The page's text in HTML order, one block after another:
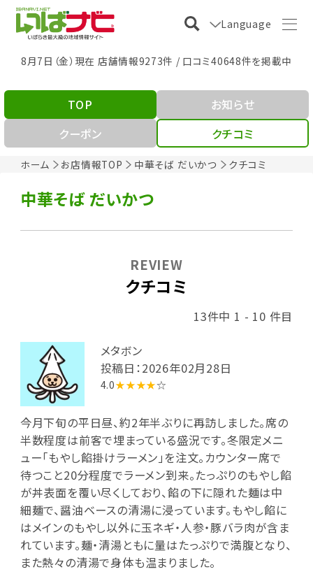
Language
8月7日（金）現在 店舗情報9273件 / 口コミ40648件を掲載中
ホーム お店情報TOP 中華そば だいかつ クチコミ
TOP
お知らせ
クーポン
クチコミ
中華そば だいかつ
クチコミ
REVIEW
13件中 1 - 10 件目
メタボン
投稿日：2026年02月28日
4.0★★★★☆
今月下旬の平日昼、約2年半ぶりに再訪しました。席の
半数程度は前客で埋まっている盛況です。冬限定メニ
ュー「もやし餡掛けラーメン」を注文。カウンター席で
待つこと20分程度でラーメン到来。たっぷりのもやし餡
が丼表面を覆い尽くしており、餡の下に隠れた麺は中
細麺で、醤油ベースの清湯に浸っています。もやし餡に
はメインのもやし以外に玉ネギ・人参・豚バラ肉が含ま
れています。麺・清湯ともに量はたっぷりで満腹となり、
また熱々の清湯で身体も温まりました。